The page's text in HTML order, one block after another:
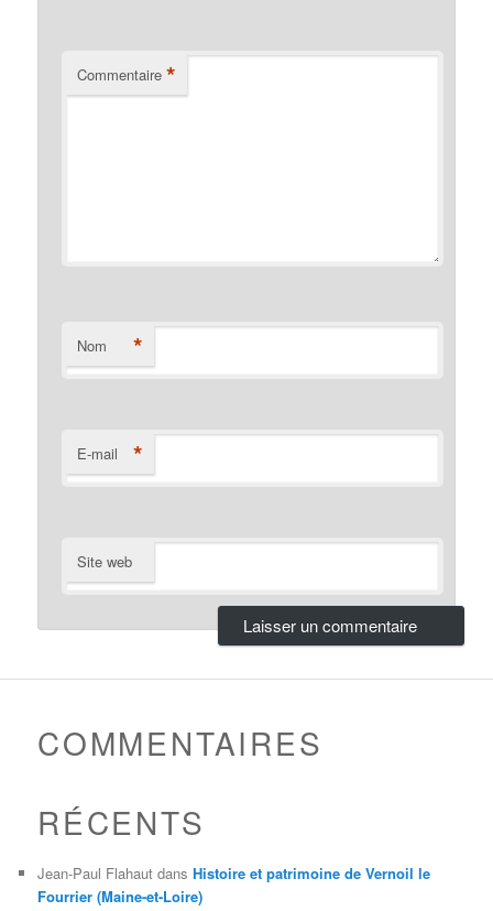
Commentaire *
Nom *
E-mail *
Site web
COMMENTAIRES
RÉCENTS
Jean-Paul Flahaut dansHistoire et patrimoine de Vernoil le
Fourrier (Maine-et-Loire)